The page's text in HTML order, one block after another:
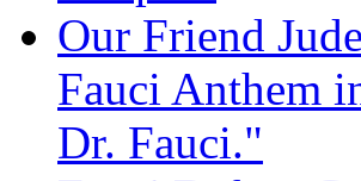
Our Friend
Fauci Anthem
Dr. Fauci."